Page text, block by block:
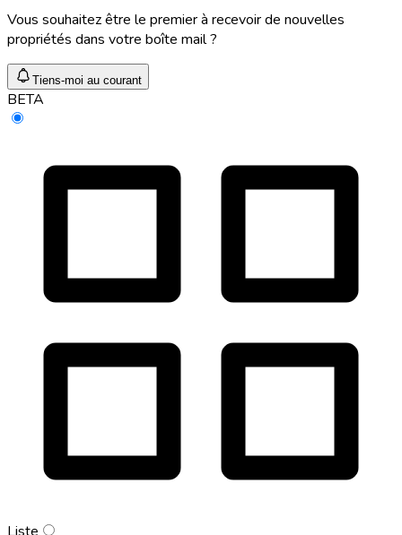
Vous souhaitez être le premier à recevoir de nouvelles
propriétés dans votre boîte mail ?
Tiens-moi au courant
BETA